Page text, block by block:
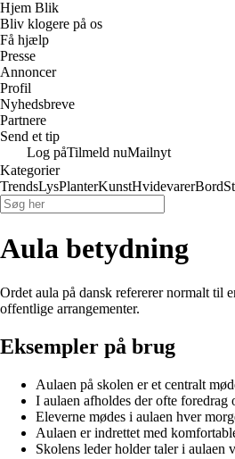
Hjem Blik
Bliv klogere på os
Få hjælp
Presse
Annoncer
Profil
Nyhedsbreve
Partnere
Send et tip
Log påTilmeld nuMailnyt
Kategorier
TrendsLysPlanterKunstHvidevarerBord
Aula betydning
Ordet aula på dansk refererer normalt til
offentlige arrangementer.
Eksempler på brug
Aulaen på skolen er et centralt
I aulaen afholdes der ofte foredrag
Eleverne mødes i aulaen hver
Aulaen er indrettet med
Skolens leder holder taler i aulaen